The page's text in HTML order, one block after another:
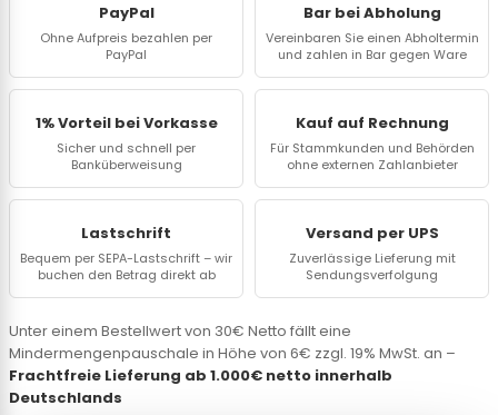
PayPal
Ohne Aufpreis bezahlen per
PayPal
Bar bei Abholung
Vereinbaren Sie einen Abholtermin
und zahlen in Bar gegen Ware
1% Vorteil bei Vorkasse
Sicher und schnell per
Banküberweisung
Kauf auf Rechnung
Für Stammkunden und Behörden
ohne externen Zahlanbieter
Lastschrift
Bequem per SEPA-Lastschrift – wir
buchen den Betrag direkt ab
Versand per UPS
Zuverlässige Lieferung mit
Sendungsverfolgung
Unter einem Bestellwert von 30€ Netto fällt eine
Mindermengenpauschale in Höhe von 6€ zzgl. 19% MwSt. an –
Frachtfreie Lieferung ab 1.000€ netto innerhalb
Deutschlands